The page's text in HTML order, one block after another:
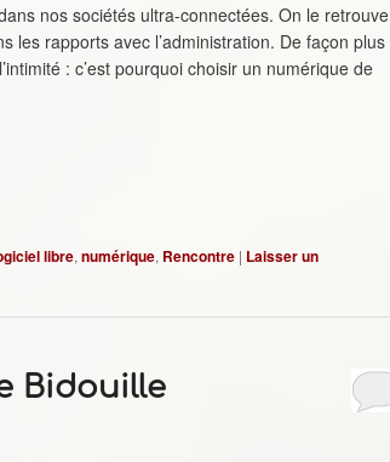
nos sociétés ultra-connectées. On le retrouve
les rapports avec l’administration. De façon plus
: c’est pourquoi choisir un numérique de
libre,numérique, Rencontre | Laisser un
Bidouille